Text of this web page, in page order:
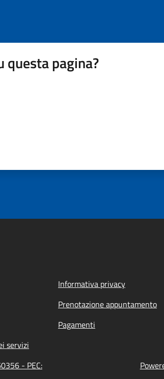
questa pagina?
Informativa privacy
Prenotazione appuntamento
Pagamenti
servizi
- PEC: